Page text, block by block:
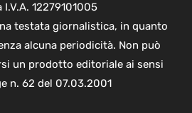
12279101005
testata giornalistica, in quanto
alcuna periodicità. Non può
un prodotto editoriale ai sensi
n. 62 del 07.03.2001